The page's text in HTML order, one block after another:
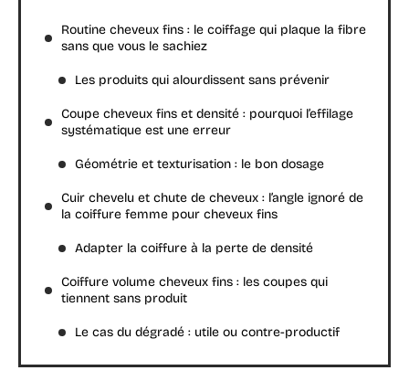
Routine cheveux fins : le coiffage qui plaque la fibre
sans que vous le sachiez
Les produits qui alourdissent sans prévenir
Coupe cheveux fins et densité : pourquoi l’effilage
systématique est une erreur
Géométrie et texturisation : le bon dosage
Cuir chevelu et chute de cheveux : l’angle ignoré de
la coiffure femme pour cheveux fins
Adapter la coiffure à la perte de densité
Coiffure volume cheveux fins : les coupes qui
tiennent sans produit
Le cas du dégradé : utile ou contre-productif